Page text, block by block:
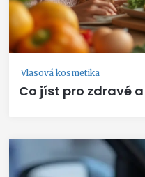
Vlasová kosmetika
Co jíst pro zdravé